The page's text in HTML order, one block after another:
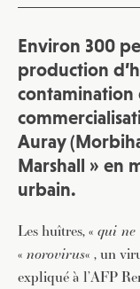
Environ 300
production
contamination
Auray
Marshall » en
urbain.
Les huîtres, « qui ne
« norovirus« , un
expliqué à l’AFP